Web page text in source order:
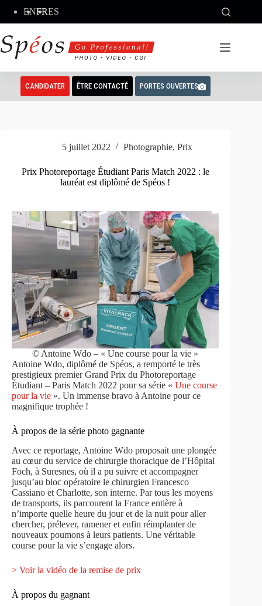
contenu
ENFRES
CANDIDATER ÊTRE CONTACTÉ PORTES OUVERTES
5 juillet 2022 Photographie, Prix
Prix Photoreportage Étudiant Paris Match 2022 : le
lauréat est diplômé de Spéos !
© Antoine Wdo – « Une course pour la vie »
Antoine Wdo, diplômé de Spéos, a remporté le très
prestigieux premier Grand Prix du Photoreportage
Étudiant – Paris Match 2022 pour sa série « Une course
pour la vie ». Un immense bravo à Antoine pour ce
magnifique trophée !
À propos de la série photo gagnante
Avec ce reportage, Antoine Wdo proposait une plongée
au cœur du service de chirurgie thoracique de l’Hôpital
Foch, à Suresnes, où il a pu suivre et accompagner
jusqu’au bloc opératoire le chirurgien Francesco
Cassiano et Charlotte, son interne. Par tous les moyens
de transports, ils parcourent la France entière à
n’importe quelle heure du jour et de la nuit pour aller
chercher, prélever, ramener et enfin réimplanter de
nouveaux poumons à leurs patients. Une véritable
course pour la vie s’engage alors.
> Voir la vidéo de la remise de prix
À propos du gagnant